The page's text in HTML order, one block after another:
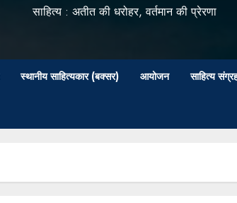
साहित्य : अतीत की धरोहर, वर्तमान की प्रेरणा
स्थानीय साहित्यकार (बक्सर) आयोजन साहित्य